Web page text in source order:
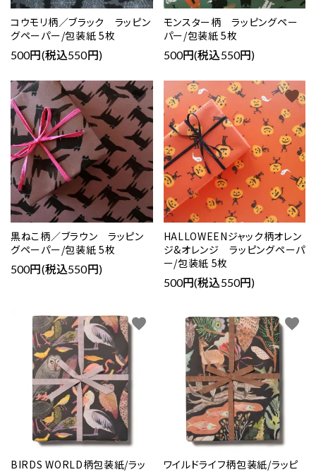
コウモリ柄／ブラック ラッピン
グペーパー/包装紙 5枚
500円(税込550円)
モンスター柄 ラッピングペー
パー/包装紙 5枚
500円(税込550円)
黒ねこ柄／ブラウン ラッピン
グペーパー/包装紙 5枚
500円(税込550円)
favorite
HALLOWEENジャック柄オレン
ジ&オレンジ ラッピングペーパ
ー/包装紙 5枚
500円(税込550円)
favorite
BIRDS WORLD柄包装紙/ラッ
favorite
ワイルドライフ柄包装紙/ラッピ
favorite